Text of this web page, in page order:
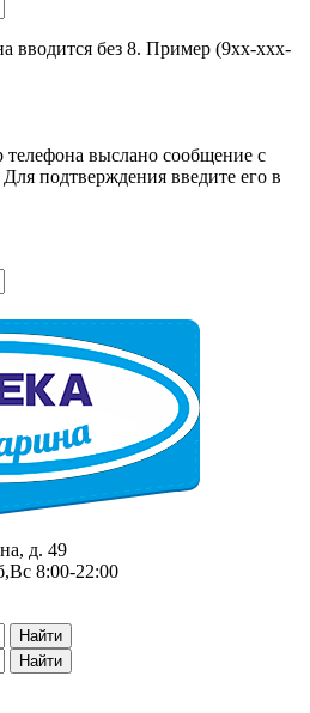
вводится без 8. Пример (9хх-ххх-
выслано сообщение с
подтверждения введите его в
д. 49
8:00-22:00
Найти
Найти